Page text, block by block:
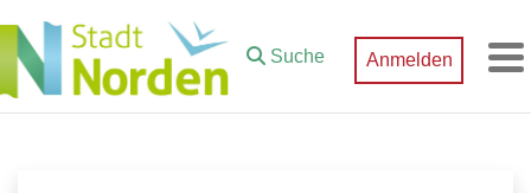
Zum Hauptinhalt springen
Suche
Anmelden